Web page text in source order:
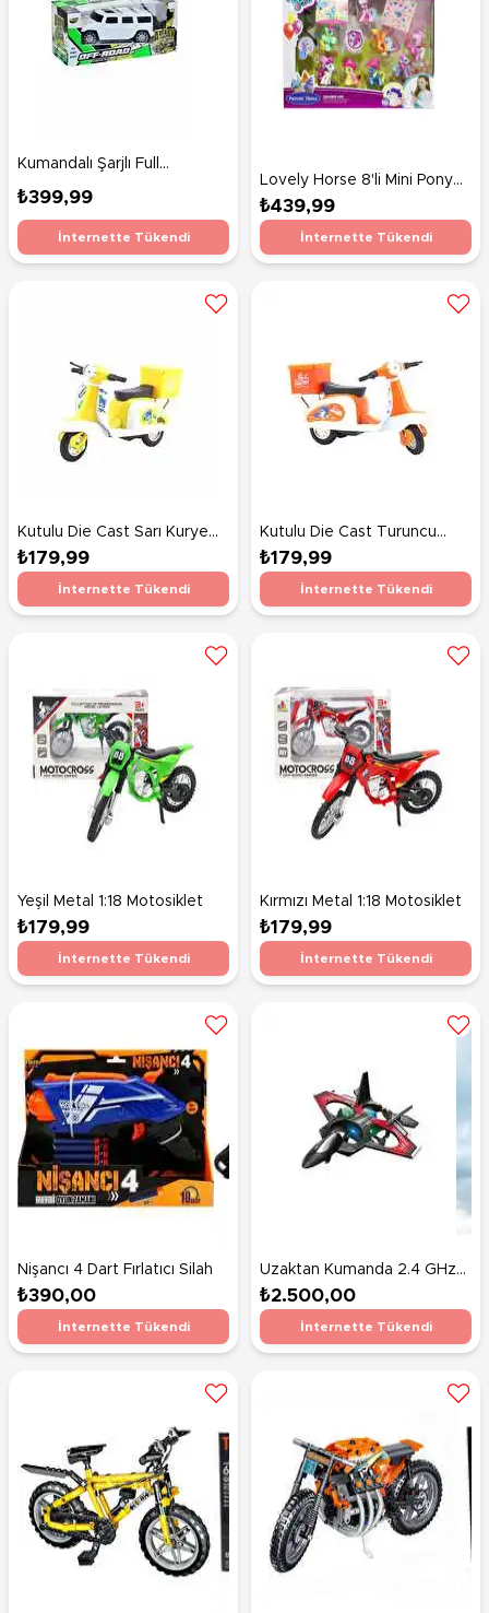
Kumandalı Şarjlı Full
Fonksiyon Hammer Beyaz
₺399,99
İnternette Tükendi
Lovely Horse 8'li Mini Pony
Figür Seti
₺439,99
İnternette Tükendi
Kutulu Die Cast Sarı Kurye
Motor
₺179,99
İnternette Tükendi
Kutulu Die Cast Turuncu
Kurye Motor
₺179,99
İnternette Tükendi
Yeşil Metal 1:18 Motosiklet
₺179,99
İnternette Tükendi
Kırmızı Metal 1:18 Motosiklet
₺179,99
İnternette Tükendi
Nişancı 4 Dart Fırlatıcı Silah
₺390,00
İnternette Tükendi
Uzaktan Kumanda 2.4 GHz
LED Işıklı Jet Uçak Drone
Kırmızı
₺2.500,00
İnternette Tükendi